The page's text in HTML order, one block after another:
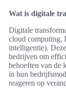
Wat is digitale
Digitale
cloud computing,
intelligentie).
bedrijven om
behoeften van de
in hun
reageren op